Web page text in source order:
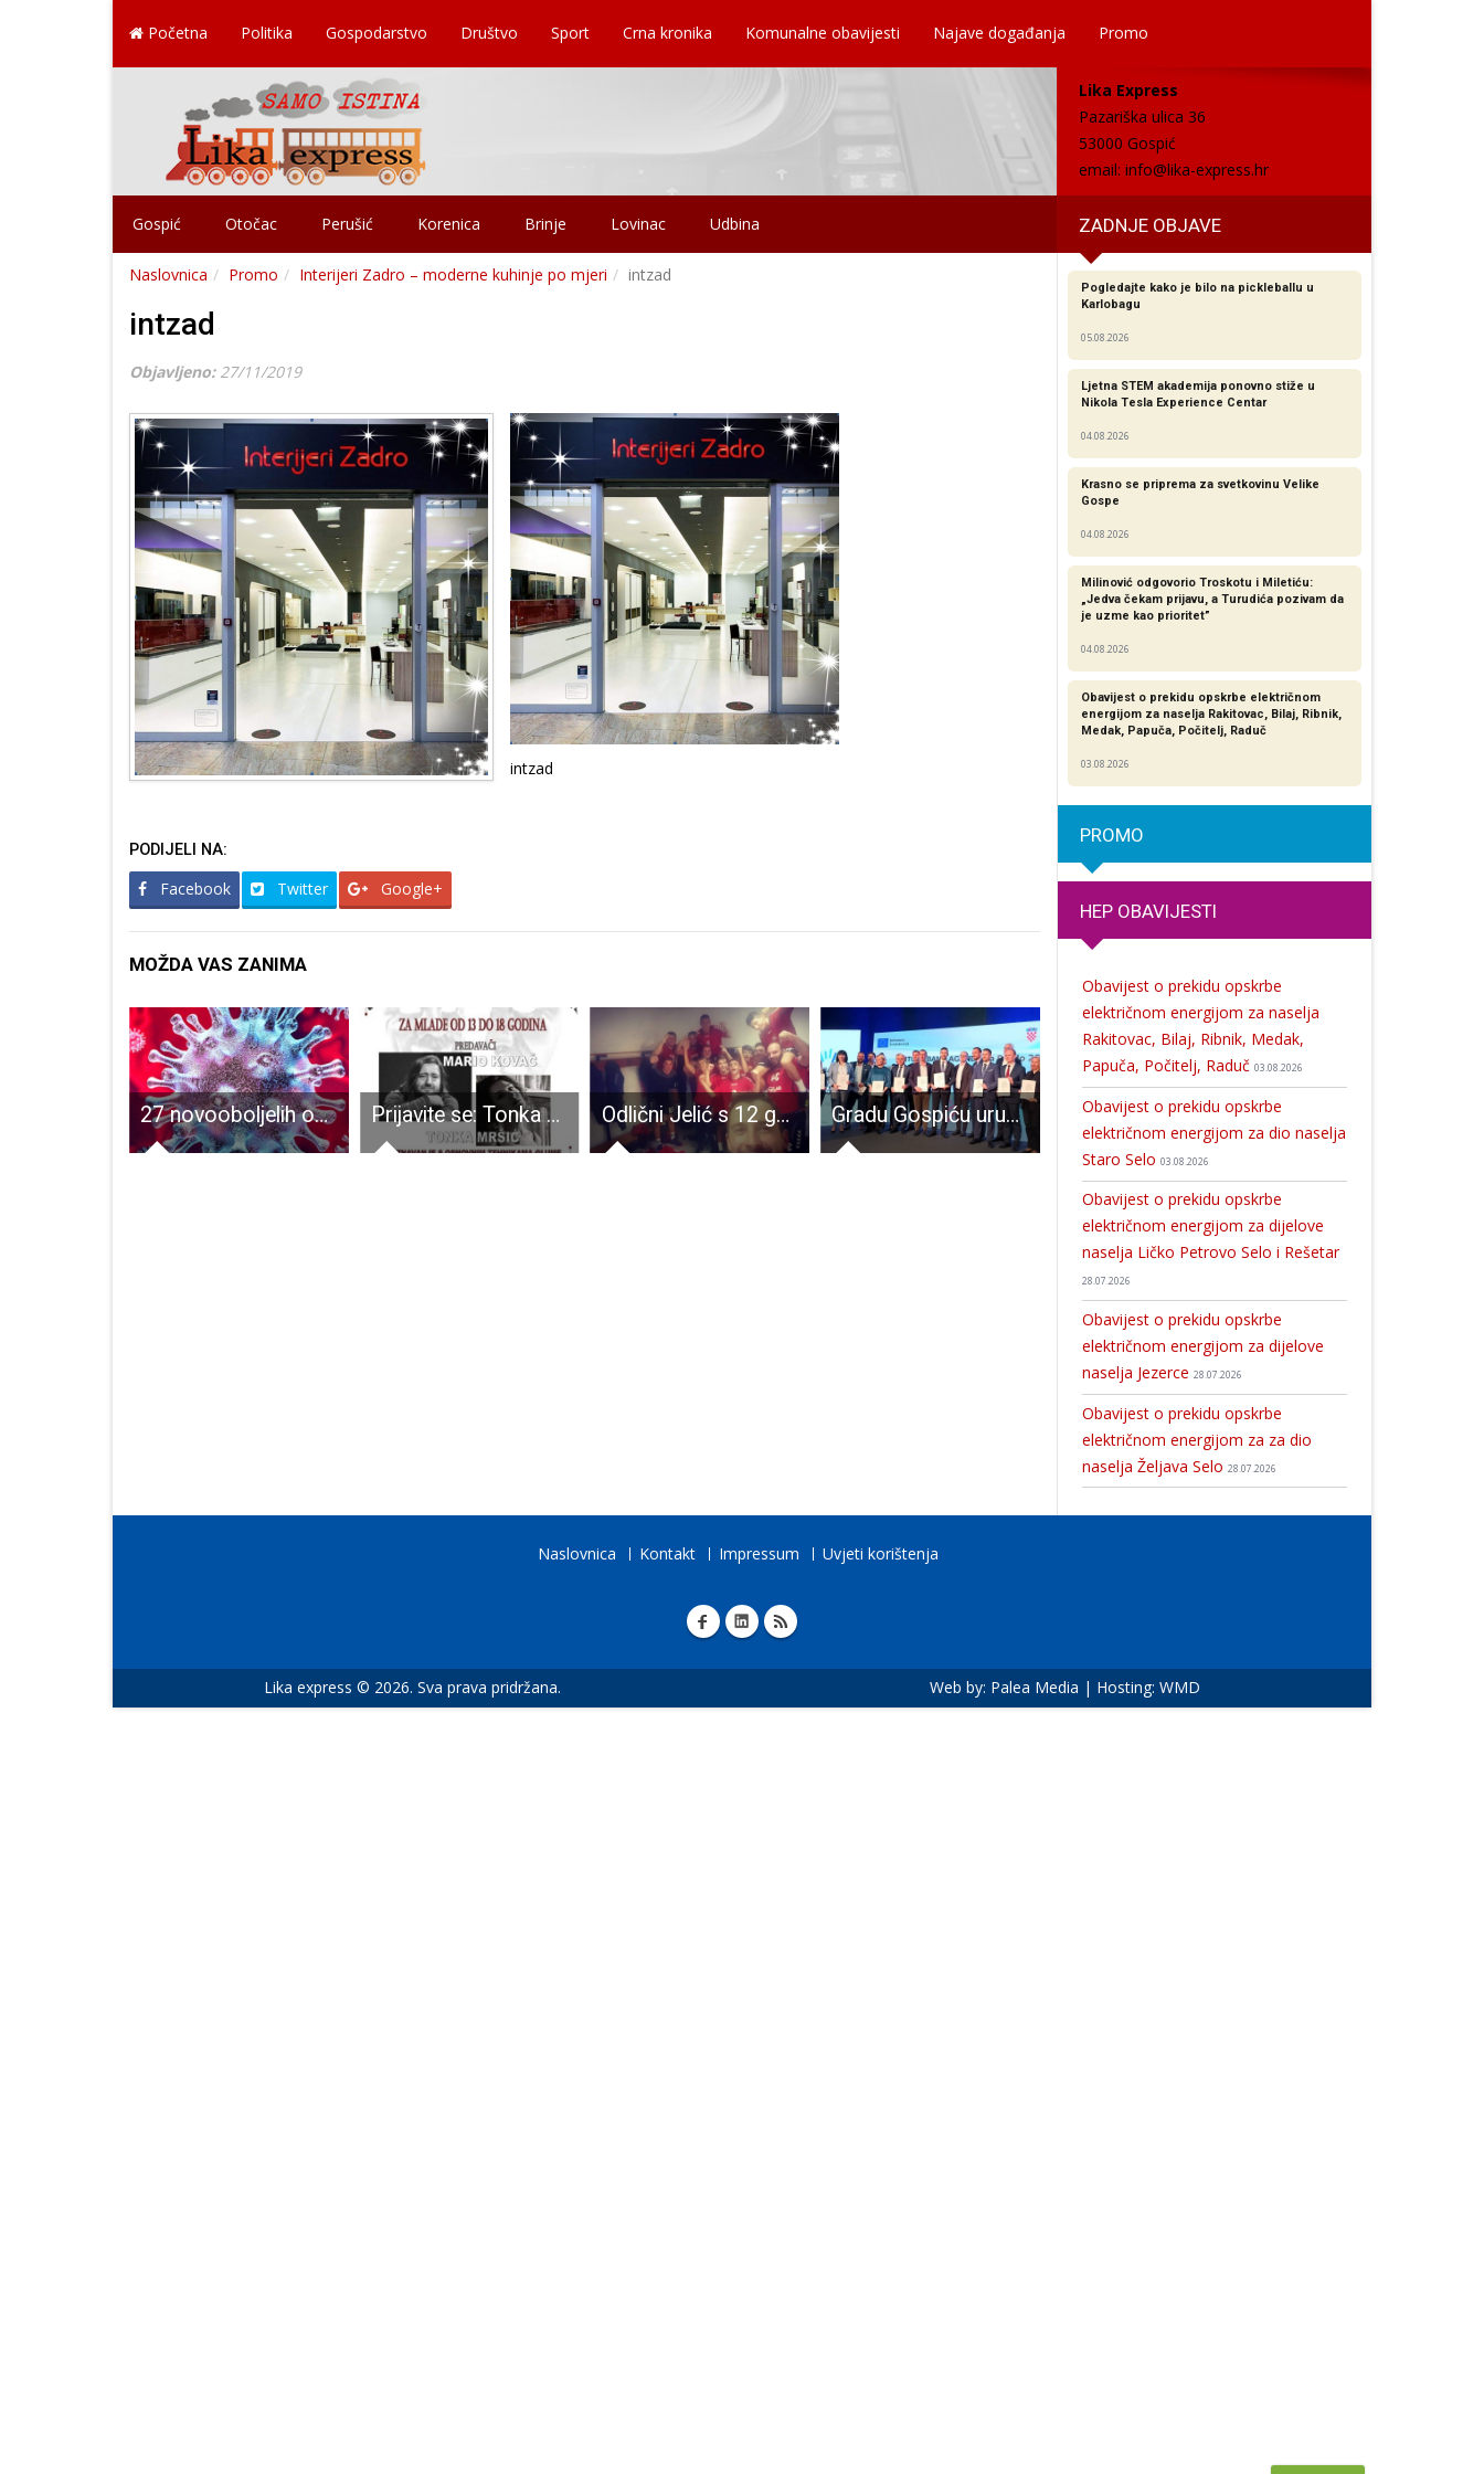
Početna Politika Gospodarstvo Društvo Sport Crna kronika Komunalne obavijesti Najave događanja Promo
Lika Express
Pazariška ulica 36
53000 Gospić
email: info@lika-express.hr
Gospić Otočac Perušić Korenica Brinje Lovinac Udbina ZADNJE OBJAVE
Naslovnica Promo Interijeri Zadro – moderne kuhinje po mjeri intzad
intzad
Objavljeno: 27/11/2019
intzad
PODIJELI NA:
Facebook Twitter Google+
MOŽDA VAS ZANIMA
27 novooboljelih od COVID-19, 23 osobe izliječene Prijavite se: Tonka Mršić i Mario Kovač podučavat će mlade Gospićane glumu Odlični Jelić s 12 golova i Kolačević s 15 obrana seniore RK Gospić vodili do važne gostujuće pobjede Gradu Gospiću uručena odluka o provođenju ITU mehanizma Dočekajte Novu Godinu u Gospiću u podne uz Patriote i Kiću!!!
Pogledajte kako je bilo na pickleballu u
Karlobagu
05.08.2026
Ljetna STEM akademija ponovno stiže u
Nikola Tesla Experience Centar
04.08.2026
Krasno se priprema za svetkovinu Velike
Gospe
04.08.2026
Milinović odgovorio Troskotu i Miletiću:
„Jedva čekam prijavu, a Turudića pozivam da
je uzme kao prioritet”
04.08.2026
Obavijest o prekidu opskrbe električnom
energijom za naselja Rakitovac, Bilaj, Ribnik,
Medak, Papuča, Počitelj, Raduč
03.08.2026
PROMO
HEP OBAVIJESTI
Obavijest o prekidu opskrbe
električnom energijom za naselja
Rakitovac, Bilaj, Ribnik, Medak,
Papuča, Počitelj, Raduč 03.08.2026
Obavijest o prekidu opskrbe
električnom energijom za dio naselja
Staro Selo 03.08.2026
Obavijest o prekidu opskrbe
električnom energijom za dijelove
naselja Ličko Petrovo Selo i Rešetar
28.07.2026
Obavijest o prekidu opskrbe
električnom energijom za dijelove
naselja Jezerce 28.07.2026
Obavijest o prekidu opskrbe
električnom energijom za za dio
naselja Željava Selo 28.07.2026
Naslovnica Kontakt Impressum Uvjeti korištenja
Lika express © 2026. Sva prava pridržana. Web by: Palea Media | Hosting: WMD